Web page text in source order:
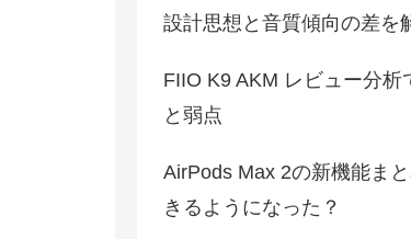
設計思想と音質傾向の差を
FIIO K9 AKM レビュー分析
と弱点
AirPods Max 2の新機能ま
きるようになった？